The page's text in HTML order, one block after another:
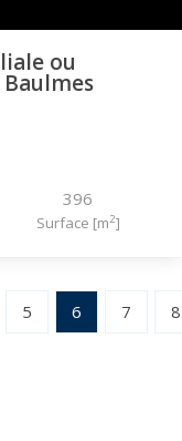
ou
396
Surface [m2]
5 6 7 8